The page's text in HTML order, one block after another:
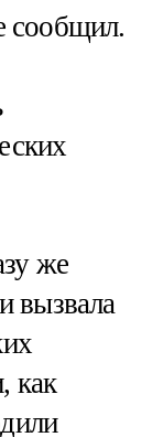
сообщил.
же
вызвала
как